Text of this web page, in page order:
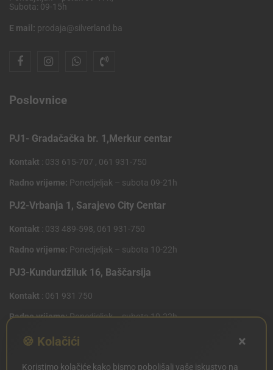
Subota: 09-15h
E mail: prodaja@silverland.ba
Poslovnice
PJ1- Gradačačka br. 1,Merkur centar
Kontakt : 033 615-707 , 061 931-750
Radno vrijeme: Ponedjeljak – subota 09-21h
PJ2-Vrbanja 1, Sarajevo City Centar
Kontakt : 033 489-598, 061 931-750
Radno vrijeme: Ponedjeljak – subota 10-22h
PJ3-Kundurdžiluk 16, Baščarsija
Kontakt : 061 931 750
Radno vrijeme:Ponedjeljak – subota 10-22h
PJ4 West Gate,Mostarsko raskrsce 10 (Penny Plus
🍪 Kolačići ×
Koristimo kolačiće kako bismo poboljšali vaše iskustvo na